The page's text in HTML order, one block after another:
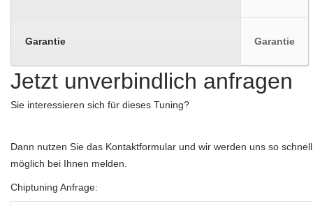
Garantie Garantie
Jetzt unverbindlich anfragen
Sie interessieren sich für dieses Tuning?
Dann nutzen Sie das Kontaktformular und wir werden uns so
möglich bei Ihnen melden.
Chiptuning Anfrage: